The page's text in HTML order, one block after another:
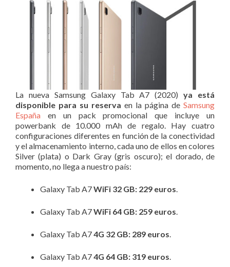
La nueva Samsung Galaxy Tab A7 (2020)ya está
disponible para su reserva en la página de Samsung
España en un pack promocional que incluye un
powerbank de 10.000 mAh de regalo. Hay cuatro
configuraciones diferentes en función de la conectividad
y el almacenamiento interno, cada uno de ellos en colores
Silver (plata) o Dark Gray (gris oscuro); el dorado, de
momento, no llega a nuestro país:
Galaxy Tab A7WiFi 32 GB: 229 euros.
Galaxy Tab A7WiFi 64 GB: 259 euros.
Galaxy Tab A74G 32 GB: 289 euros.
Galaxy Tab A74G 64 GB: 319 euros.